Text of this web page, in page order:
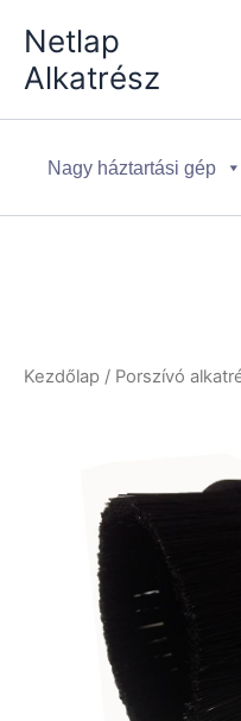
content
Netlap
Alkatrész
Nagy háztartási gép
Kezdőlap / Porszívó